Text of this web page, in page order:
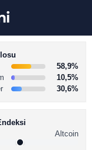
58,9%
10,5%
30,6%
Altcoin